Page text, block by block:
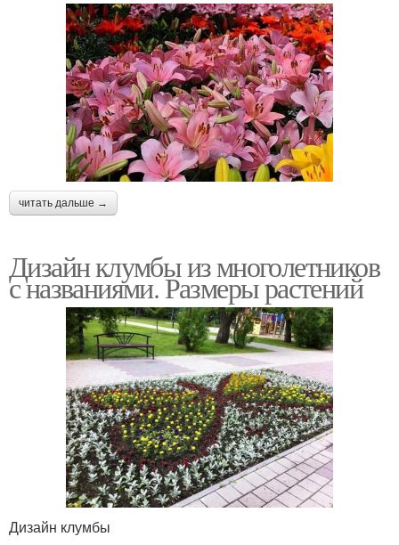
читать дальше →
Дизайн клумбы из многолетников
с названиями. Размеры растений
Дизайн клумбы